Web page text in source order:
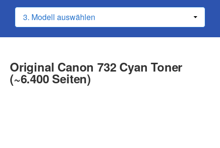
Original Canon 732 Cyan Toner
(~6.400 Seiten)